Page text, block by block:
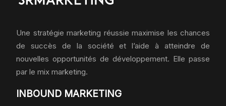
Une stratégie marketing réussie maximise les chances
de succès de la société et l’aide à atteindre de
nouvelles opportunités de développement. Elle passe
par le mix marketing.
INBOUND MARKETING